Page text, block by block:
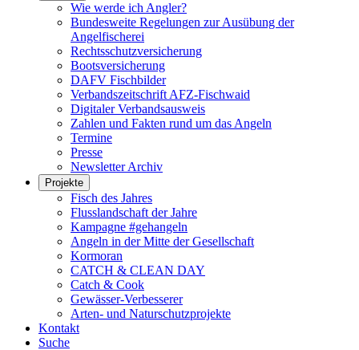
Wie werde ich Angler?
Bundesweite Regelungen zur Ausübung der
Angelfischerei
Rechtsschutzversicherung
Bootsversicherung
DAFV Fischbilder
Verbandszeitschrift AFZ-Fischwaid
Digitaler Verbandsausweis
Zahlen und Fakten rund um das Angeln
Termine
Presse
Newsletter Archiv
Projekte
Fisch des Jahres
Flusslandschaft der Jahre
Kampagne #gehangeln
Angeln in der Mitte der Gesellschaft
Kormoran
CATCH & CLEAN DAY
Catch & Cook
Gewässer-Verbesserer
Arten- und Naturschutzprojekte
Kontakt
Suche